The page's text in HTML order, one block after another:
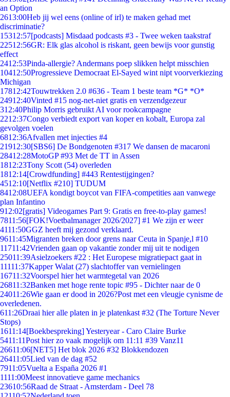
an Option
2613:00Heb jij wel eens (online of irl) te maken gehad met
discriminatie?
15312:57[podcasts] Misdaad podcasts #3 - Twee weken taakstraf
22512:56GR: Elk glas alcohol is riskant, geen bewijs voor gunstig
effect
2412:53Pinda-allergie? Andermans poep slikken helpt misschien
10412:50Progressieve Democraat El-Sayed wint nipt voorverkiezing
Michigan
17812:42Touwtrekken 2.0 #636 - Team 1 beste team *G* *O*
24912:40Vinted #15 nog-net-niet gratis en verzendgezeur
312:40Philip Morris gebruikt AI voor rookcampagne
2212:37Congo verbiedt export van koper en kobalt, Europa zal
gevolgen voelen
6812:36Afvallen met injecties #4
21912:30[SBS6] De Bondgenoten #317 We dansen de macaroni
28412:28MotoGP #93 Met de TT in Assen
1812:23Tony Scott (54) overleden
1812:14[Crowdfunding] #443 Rentestijgingen?
4512:10[Netflix #210] TUDUM
8412:08UEFA kondigt boycot van FIFA-competities aan vanwege
plan Infantino
912:02[gratis] Videogames Part 9: Gratis en free-to-play games!
7811:56[FOK!Voetbalmanager 2026/2027] #1 We zijn er weer
4111:50GGZ heeft mij gezond verklaard.
9611:45Migranten breken door grens naar Ceuta in Spanje,l #10
11711:42Vrienden gaan op vakantie zonder mij uit te nodigen
25011:39Asielzoekers #22 : Het Europese migratiepact gaat in
11111:37Kapper Walat (27) slachtoffer van vernielingen
16711:32Voorspel hier het warmtegetal van 2026
26811:32Banken met hoge rente topic #95 - Dichter naar de 0
24011:26Wie gaan er dood in 2026?Post met een vleugje cynisme de
overledenen.
611:26Draai hier alle platen in je platenkast #32 (The Torture Never
Stops)
1611:14[Boekbespreking] Yesteryear - Caro Claire Burke
5411:11Post hier zo vaak mogelijk om 11:11 #39 Vanz11
26611:06[NET5] Het blok 2026 #32 Blokkendozen
26411:05Lied van de dag #52
7911:05Vuelta a España 2026 #1
1111:00Meest innovatieve game mechanics
23610:56Raad de Straat - Amsterdam - Deel 78